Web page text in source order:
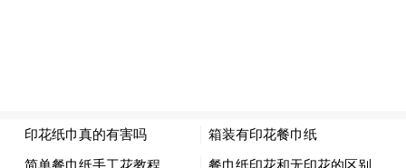
欣芽计划战略合作升级发布仪式嘉宾在线合